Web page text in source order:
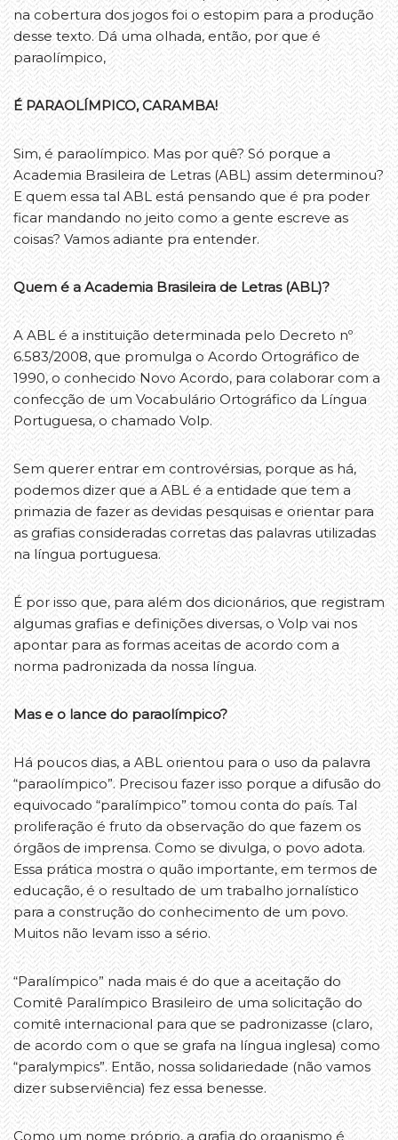
na cobertura dos jogos foi o estopim para a produção
desse texto. Dá uma olhada, então, por que é
paraolímpico,
É PARAOLÍMPICO, CARAMBA!
Sim, é paraolímpico. Mas por quê? Só porque a
Academia Brasileira de Letras (ABL) assim determinou?
E quem essa tal ABL está pensando que é pra poder
ficar mandando no jeito como a gente escreve as
coisas? Vamos adiante pra entender.
Quem é a Academia Brasileira de Letras (ABL)?
A ABL é a instituição determinada pelo Decreto nº
6.583/2008, que promulga o Acordo Ortográfico de
1990, o conhecido Novo Acordo, para colaborar com a
confecção de um Vocabulário Ortográfico da Língua
Portuguesa, o chamado Volp.
Sem querer entrar em controvérsias, porque as há,
podemos dizer que a ABL é a entidade que tem a
primazia de fazer as devidas pesquisas e orientar para
as grafias consideradas corretas das palavras utilizadas
na língua portuguesa.
É por isso que, para além dos dicionários, que registram
algumas grafias e definições diversas, o Volp vai nos
apontar para as formas aceitas de acordo com a
norma padronizada da nossa língua.
Mas e o lance do paraolímpico?
Há poucos dias, a ABL orientou para o uso da palavra
“paraolímpico”. Precisou fazer isso porque a difusão do
equivocado “paralímpico” tomou conta do país. Tal
proliferação é fruto da observação do que fazem os
órgãos de imprensa. Como se divulga, o povo adota.
Essa prática mostra o quão importante, em termos de
educação, é o resultado de um trabalho jornalístico
para a construção do conhecimento de um povo.
Muitos não levam isso a sério.
“Paralímpico” nada mais é do que a aceitação do
Comitê Paralímpico Brasileiro de uma solicitação do
comitê internacional para que se padronizasse (claro,
de acordo com o que se grafa na língua inglesa) como
“paralympics”. Então, nossa solidariedade (não vamos
dizer subserviência) fez essa benesse.
Como um nome próprio, a grafia do organismo é